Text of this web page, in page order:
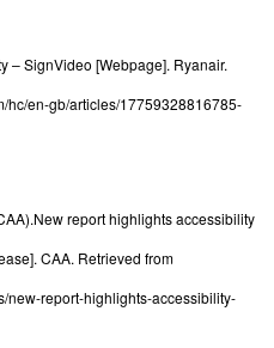
– SignVideo [Webpage]. Ryanair.
hc/en-gb/articles/17759328816785-
report highlights accessibility
CAA. Retrieved from
new-report-highlights-accessibility-